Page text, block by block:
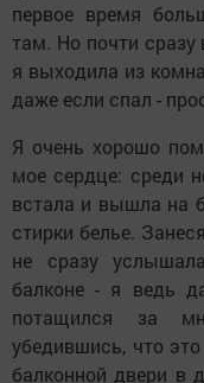
первое время
там. Но почти
я выходила из
даже если спал -
Я очень хорошо
мое сердце: среди
встала и вышла на
стирки белье.
не сразу
балконе - я ведь
потащился за
убедившись, что
балконной двери в